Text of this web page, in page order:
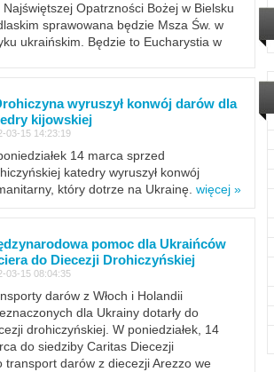
Najświętszej Opatrzności Bożej w Bielsku
sprawowana będzie Msza Św. w
ukraińskim. Będzie to Eucharystia w
wyruszył konwój darów dla
kijowskiej
03-15 14:23:19
14 marca sprzed
katedry wyruszył konwój
który dotrze na Ukrainę. więcej »
pomoc dla Ukraińców
do Diecezji Drohiczyńskiej
03-15 08:04:35
darów z Włoch i Holandii
dla Ukrainy dotarły do
drohiczyńskiej. W poniedziałek, 14
do siedziby Caritas Diecezji
transport darów z diecezji Arezzo we